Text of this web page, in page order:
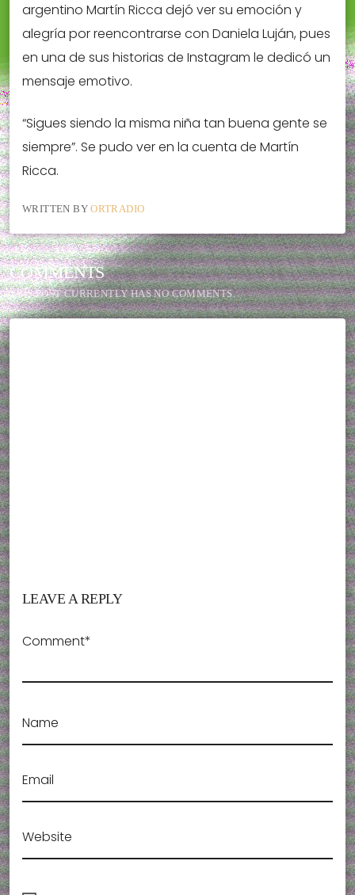
argentino Martín Ricca dejó ver su emoción y
alegría por reencontrarse con Daniela Luján, pues
en una de sus historias de Instagram le dedicó un
mensaje emotivo.
“Sigues siendo la misma niña tan buena gente se
siempre”. Se pudo ver en la cuenta de Martín
Ricca.
WRITTEN BYORTRADIO
COMMENTS
THIS POST CURRENTLY HAS NO COMMENTS.
LEAVE A REPLY
Comment*
Name
Email
Website